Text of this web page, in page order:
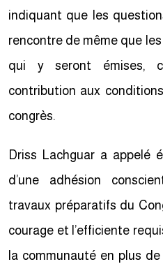
indiquant que les
rencontre de même que
qui y seront émises,
contribution aux
congrès.
Driss Lachguar a appelé
d’une adhésion
travaux préparatifs du
courage et l’efficiente
la communauté en plus